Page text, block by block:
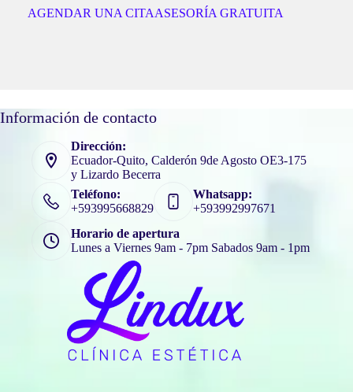
AGENDAR UNA CITAASESORÍA GRATUITA
Información de contacto
Dirección:
Ecuador-Quito, Calderón 9de Agosto OE3-175
y Lizardo Becerra
Teléfono:
+593995668829
Whatsapp:
+593992997671
Horario de apertura
Lunes a Viernes 9am - 7pm Sabados 9am - 1pm